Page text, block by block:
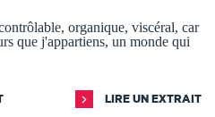
organique, viscéral, car
que j'appartiens, un monde qui
LIRE UN EXTRAIT